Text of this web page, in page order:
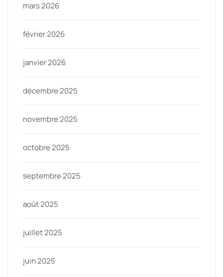
mars 2026
février 2026
janvier 2026
décembre 2025
novembre 2025
octobre 2025
septembre 2025
août 2025
juillet 2025
juin 2025